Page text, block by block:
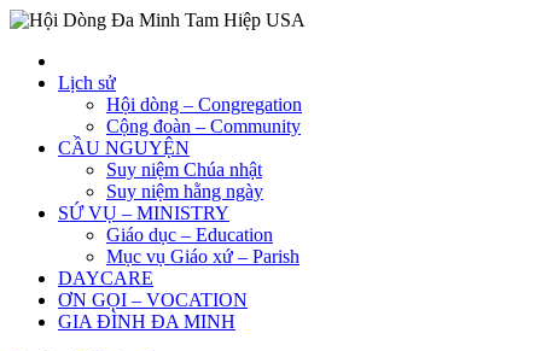
Lịch sử
Hội dòng – Congregation
Cộng đoàn – Community
CẦU NGUYỆN
Suy niệm Chúa nhật
Suy niệm hằng ngày
SỨ VỤ – MINISTRY
Giáo dục – Education
Mục vụ Giáo xứ – Parish
DAYCARE
ƠN GỌI – VOCATION
GIA ĐÌNH ĐA MINH